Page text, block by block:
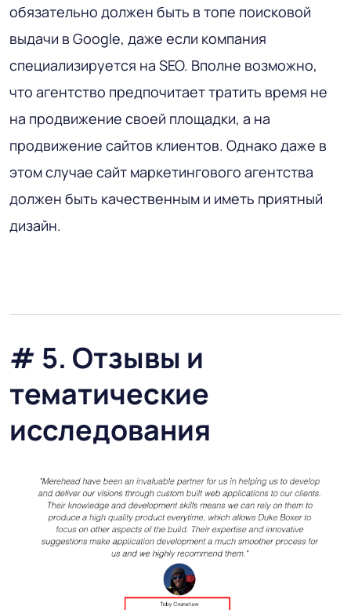
обязательно должен быть в топе поисковой
выдачи в Google, даже если компания
специализируется на SEO. Вполне возможно,
что агентство предпочитает тратить время не
на продвижение своей площадки, а на
продвижение сайтов клиентов. Однако даже в
этом случае сайт маркетингового агентства
должен быть качественным и иметь приятный
дизайн.
# 5. Отзывы и
тематические
исследования